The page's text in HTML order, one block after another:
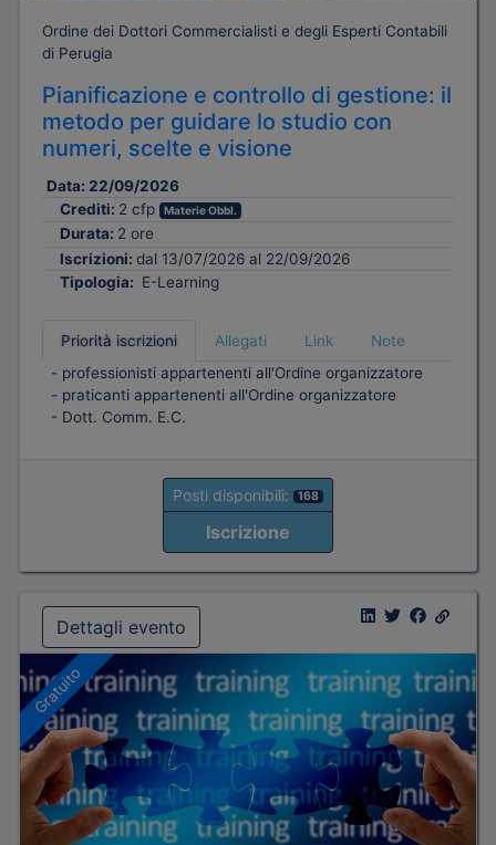
Ordine dei Dottori Commercialisti e degli Esperti Contabili
di Perugia
Pianificazione e controllo di gestione: il
metodo per guidare lo studio con
numeri, scelte e visione
Data: 22/09/2026
Crediti: 2 cfp Materie Obbl.
Durata: 2 ore
Iscrizioni: dal 13/07/2026 al 22/09/2026
Tipologia: E-Learning
Priorità iscrizioni Allegati Link
Note
- professionisti appartenenti all'Ordine organizzatore
- praticanti appartenenti all'Ordine organizzatore
- Dott. Comm. E.C.
Posti disponibili: 168
Iscrizione
Dettagli evento
Gratuito